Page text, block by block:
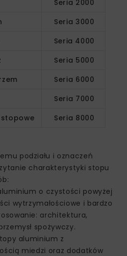
Seria 2000
Seria 3000
Seria 4000
Seria 5000
Seria 6000
Seria 7000
Seria 8000
podziału i oznaczeń
charakterystyki stopu
o czystości powyżej
wytrzymałościowe i bardzo
architektura,
spożywczy.
aluminium z
miedzi oraz dodatków